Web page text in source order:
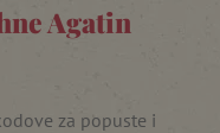
Agatin
za popuste i